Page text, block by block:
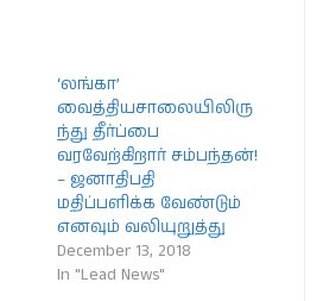
‘லங்கா’
வைத்தியசாலையிலிரு
ந்து தீர்ப்பை
வரவேற்கிறார் சம்பந்தன்!
– ஜனாதிபதி
மதிப்பளிக்க வேண்டும்
எனவும் வலியுறுத்து
December 13, 2018
In "Lead News"